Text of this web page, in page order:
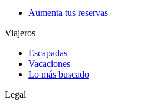
Aumenta tus reservas
Viajeros
Escapadas
Vacaciones
Lo más buscado
Legal